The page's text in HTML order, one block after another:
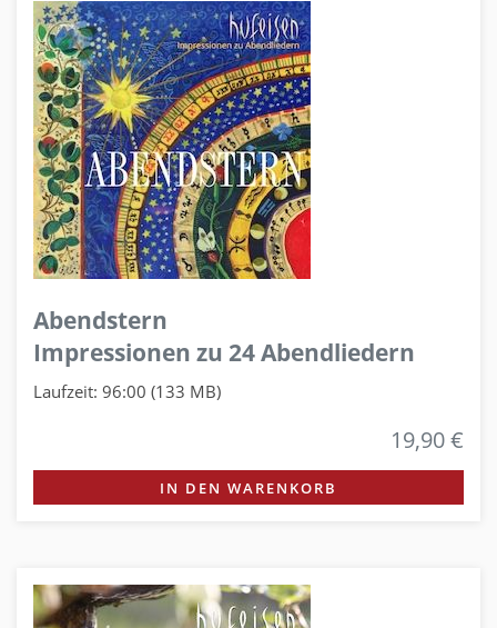
Abendstern
Impressionen zu 24 Abendliedern
Laufzeit: 96:00 (133 MB)
19,90 €
IN DEN WARENKORB